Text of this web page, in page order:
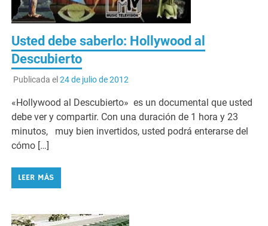
Usted debe saberlo: Hollywood al
Descubierto
Publicada el 24 de julio de 2012
«Hollywood al Descubierto» es un documental que usted
debe ver y compartir. Con una duración de 1 hora y 23
minutos, muy bien invertidos, usted podrá enterarse del
cómo […]
LEER MÁS